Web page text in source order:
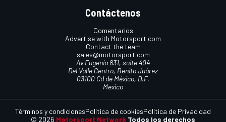
Contáctenos
Comentarios
Advertise with Motorsport.com
Contact the team
sales@motorsport.com
Av Eugenia 831, suite 404
Del Valle Centro, Benito Juárez
03100 Cd de México, D.F.
Mexico
© 2026 Motorsport Network Todos los derechos
Términos y condicionesPolítica de cookiesPolítica de Privacidad